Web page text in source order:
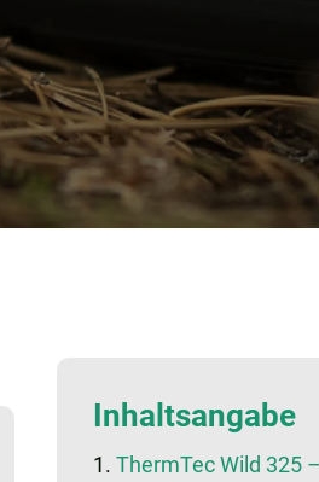
Inhaltsangabe
ThermTec Wild 325